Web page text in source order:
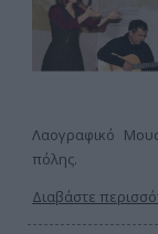
Λαογραφικό
πόλης.
Διαβάστε